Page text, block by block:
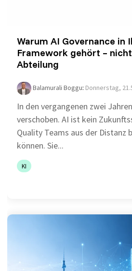
Warum AI Governance in
Framework gehört –
Abteilung
Balamurali Boggu: Donnerstag,
In den vergangenen zwei
verschoben. AI ist kein
Quality Teams aus der Distanz
können. Sie...
KI